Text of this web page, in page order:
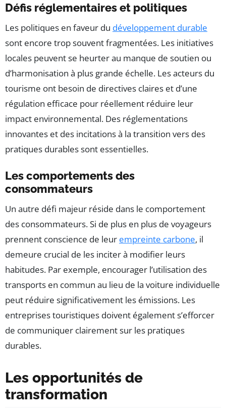
Défis réglementaires et politiques
Les politiques en faveur du développement durable
sont encore trop souvent fragmentées. Les initiatives
locales peuvent se heurter au manque de soutien ou
d’harmonisation à plus grande échelle. Les acteurs du
tourisme ont besoin de directives claires et d’une
régulation efficace pour réellement réduire leur
impact environnemental. Des réglementations
innovantes et des incitations à la transition vers des
pratiques durables sont essentielles.
Les comportements des
consommateurs
Un autre défi majeur réside dans le comportement
des consommateurs. Si de plus en plus de voyageurs
prennent conscience de leur empreinte carbone, il
demeure crucial de les inciter à modifier leurs
habitudes. Par exemple, encourager l’utilisation des
transports en commun au lieu de la voiture individuelle
peut réduire significativement les émissions. Les
entreprises touristiques doivent également s’efforcer
de communiquer clairement sur les pratiques
durables.
Les opportunités de
transformation